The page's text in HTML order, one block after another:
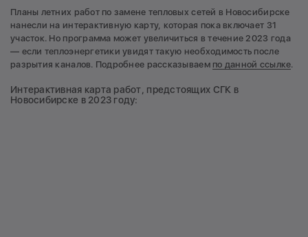
Планы летних работ по замене тепловых сетей в Новосибирске
нанесли на интерактивную карту, которая пока включает 31
участок. Но программа может увеличиться в течение 2023 года
— если теплоэнергетики увидят такую необходимость после
разрытия каналов. Подробнее рассказываем по данной ссылке.
Интерактивная карта работ, предстоящих СГК в
Новосибирске в 2023 году: